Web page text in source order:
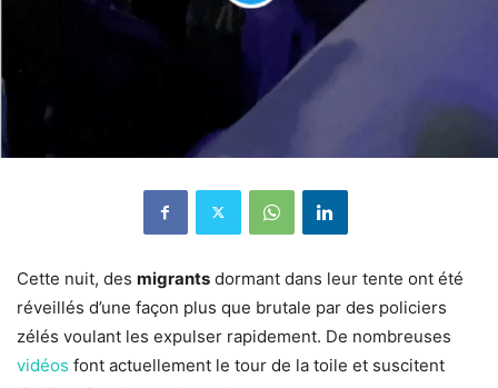
Cette nuit, des migrants dormant dans leur tente ont été
réveillés d’une façon plus que brutale par des policiers
zélés voulant les expulser rapidement. De nombreuses
vidéos font actuellement le tour de la toile et suscitent